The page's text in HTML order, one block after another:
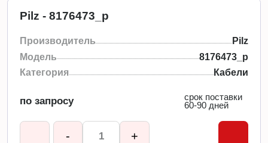
Pilz - 8176473_p
Производитель
Pilz
Модель
8176473_p
Категория
Кабели
по запросу
срок поставки
60-90 дней
- +